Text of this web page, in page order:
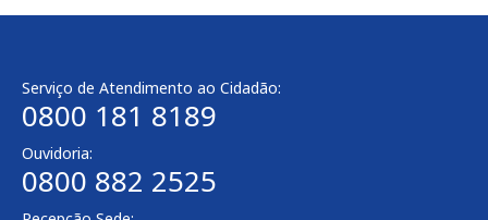
Serviço de Atendimento ao Cidadão:
0800 181 8189
Ouvidoria:
0800 882 2525